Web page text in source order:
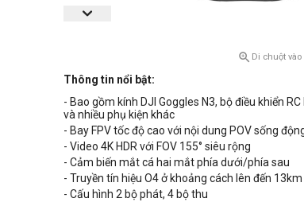
 Di chuột
Thông tin nổi bật:
- Bao gồm kính DJI Goggles N3, bộ điều khiển
và nhiều phụ kiện khác
- Bay FPV tốc độ cao với nội dung POV sống
- Video 4K HDR với FOV 155° siêu rộng
- Cảm biến mắt cá hai mắt phía dưới/phía sau
- Truyền tín hiệu O4 ở khoảng cách lên đến 13km
- Cấu hình 2 bộ phát, 4 bộ thu